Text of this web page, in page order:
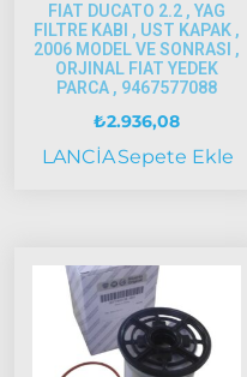
Siena
1997-2002
Albea
Albea
Model
ve Üstü
Strada
FIAT DUCATO 2.2 , YAG
FILTRE KABI , UST KAPAK ,
2006 MODEL VE SONRASI ,
ORJINAL FIAT YEDEK
PARCA , 9467577088
₺2.936,08
LANCİASepete Ekle